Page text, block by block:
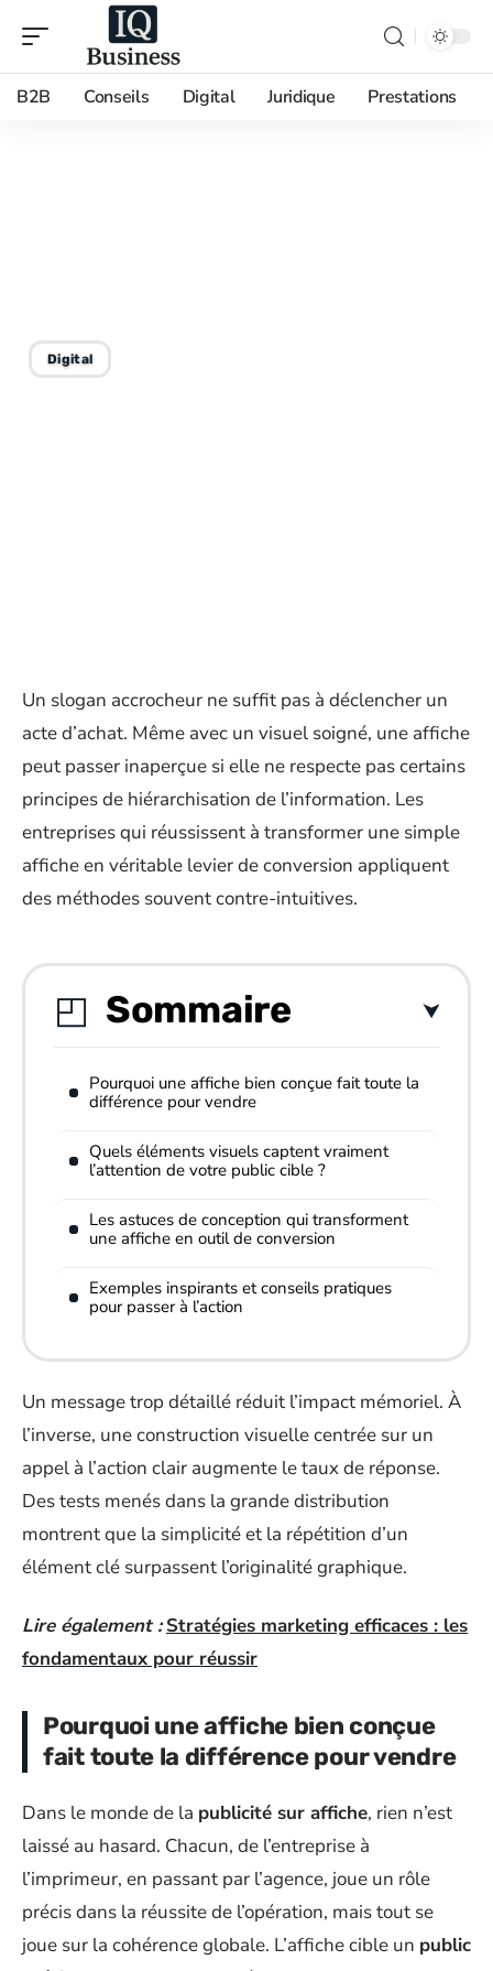
B2B Conseils Digital Juridique Prestations
Digital
Un slogan accrocheur ne suffit pas à déclencher un
acte d’achat. Même avec un visuel soigné, une affiche
peut passer inaperçue si elle ne respecte pas certains
principes de hiérarchisation de l’information. Les
entreprises qui réussissent à transformer une simple
affiche en véritable levier de conversion appliquent
des méthodes souvent contre-intuitives.
Sommaire
Pourquoi une affiche bien conçue fait toute la
différence pour vendre
Quels éléments visuels captent vraiment
l’attention de votre public cible ?
Les astuces de conception qui transforment
une affiche en outil de conversion
Exemples inspirants et conseils pratiques
pour passer à l’action
Un message trop détaillé réduit l’impact mémoriel. À
l’inverse, une construction visuelle centrée sur un
appel à l’action clair augmente le taux de réponse.
Des tests menés dans la grande distribution
montrent que la simplicité et la répétition d’un
élément clé surpassent l’originalité graphique.
Lire également : Stratégies marketing efficaces : les
fondamentaux pour réussir
Pourquoi une affiche bien conçue
fait toute la différence pour vendre
Dans le monde de la publicité sur affiche, rien n’est
laissé au hasard. Chacun, de l’entreprise à
l’imprimeur, en passant par l’agence, joue un rôle
précis dans la réussite de l’opération, mais tout se
joue sur la cohérence globale. L’affiche cible un public